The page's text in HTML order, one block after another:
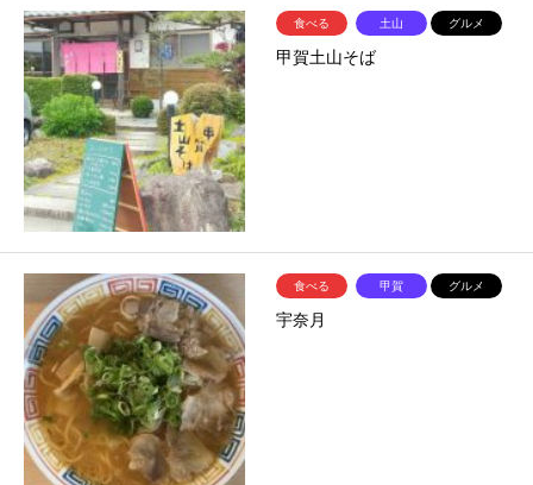
食べる 土山 グルメ
甲賀土山そば
食べる 甲賀 グルメ
宇奈月